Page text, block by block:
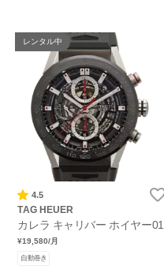
レンタル中
4.5
TAG HEUER
カレラ キャリバー ホイヤー01
¥19,580/月
自動巻き